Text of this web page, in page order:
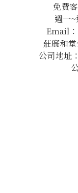
免費
週一
Email
莊廣和
公司地址